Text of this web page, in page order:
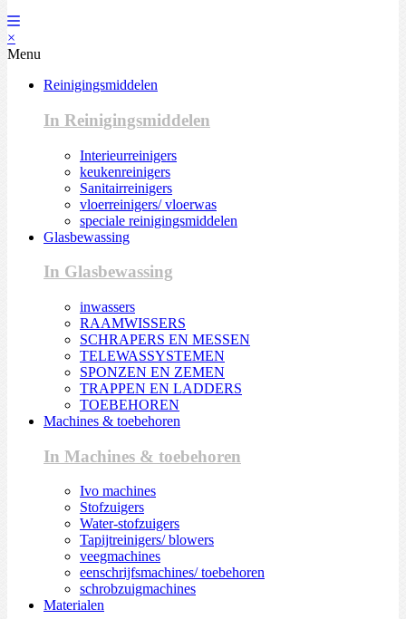
×
Menu
Reinigingsmiddelen
In Reinigingsmiddelen
Interieurreinigers
keukenreinigers
Sanitairreinigers
vloerreinigers/ vloerwas
speciale reinigingsmiddelen
Glasbewassing
In Glasbewassing
inwassers
RAAMWISSERS
SCHRAPERS EN MESSEN
TELEWASSYSTEMEN
SPONZEN EN ZEMEN
TRAPPEN EN LADDERS
TOEBEHOREN
Machines & toebehoren
In Machines & toebehoren
Ivo machines
Stofzuigers
Water-stofzuigers
Tapijtreinigers/ blowers
veegmachines
eenschrijfsmachines/ toebehoren
schrobzuigmachines
Materialen